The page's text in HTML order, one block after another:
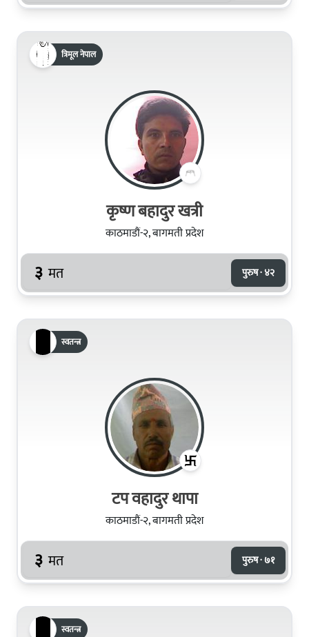
त्रिमूल नेपाल
कृष्ण बहादुर खत्री
काठमाडौं-२, बागमती प्रदेश
३ मत पुरुष · ४२
स्वतन्त्र
टप वहादुर थापा
काठमाडौं-२, बागमती प्रदेश
३ मत पुरुष · ७१
स्वतन्त्र